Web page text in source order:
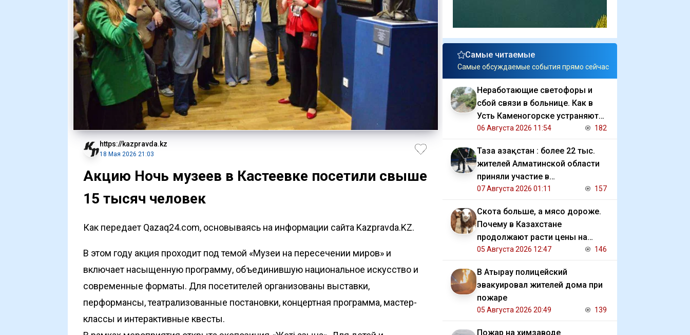
https://kazpravda.kz
18 Мая 2026 21:03
Акцию Ночь музеев в Кастеевке посетили свыше
15 тысяч человек
Как передает Qazaq24.com, основываясь на информации сайта Kazpravda.KZ.
В этом году акция проходит под темой «Музеи на пересечении миров» и
включает насыщенную программу, объединившую национальное искусство и
современные форматы. Для посетителей организованы выставки,
перформансы, театрализованные постановки, концертная программа, мастер-
классы и интерактивные квесты.
Самые читаемые
Самые обсуждаемые события прямо сейчас
Неработающие светофоры и
сбой связи в больнице. Как в
Усть Каменогорске устраняют
последствия ливня
06 Августа 2026 11:54 182
Таза Қазақстан : более 22 тыс.
жителей Алматинской области
приняли участие в
экологической акции
07 Августа 2026 01:11 157
Скота больше, а мясо дороже.
Почему в Казахстане
продолжают расти цены на
баранину и конину
05 Августа 2026 12:47 146
В Атырау полицейский
эвакуировал жителей дома при
пожаре
05 Августа 2026 20:49 139
Пожар на химзаводе